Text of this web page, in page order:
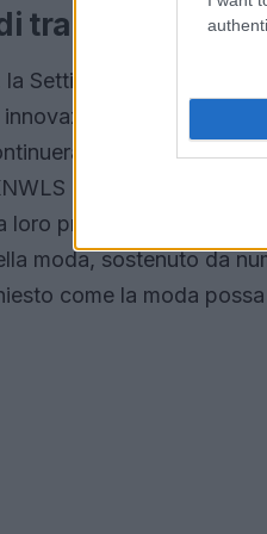
tradizione e
la Settimana della Moda
Mentre
a dominare
porteranno una
loro presenza
moda, sostenuto da
come la moda